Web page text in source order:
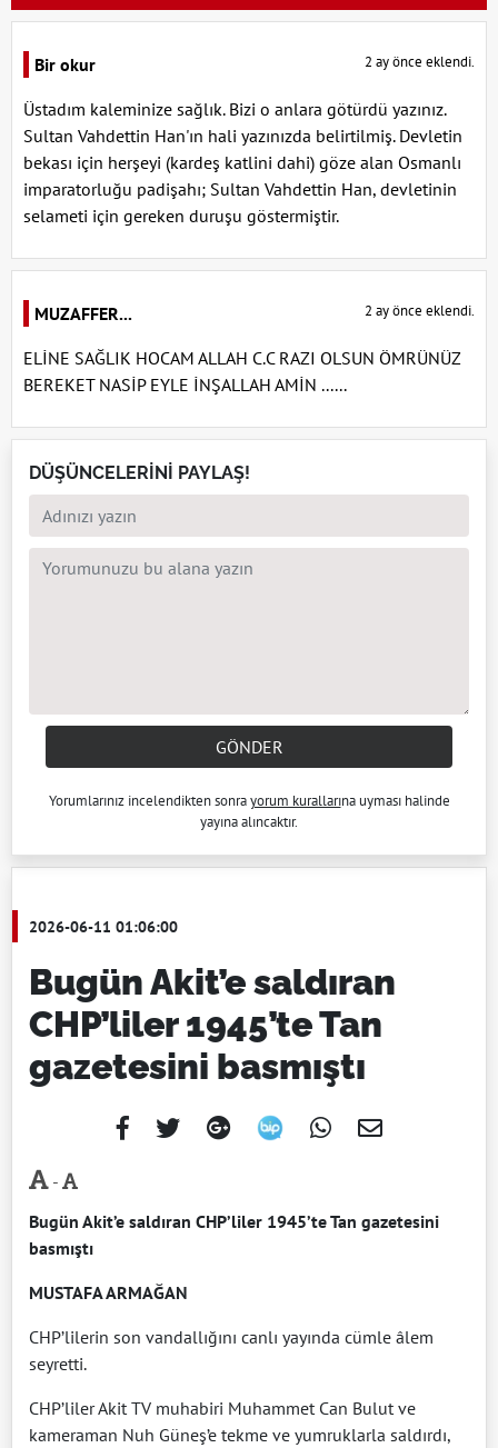
Bir okur 2 ay önce eklendi.
Üstadım kaleminize sağlık. Bizi o anlara götürdü yazınız.
Sultan Vahdettin Han'ın hali yazınızda belirtilmiş. Devletin
bekası için herşeyi (kardeş katlini dahi) göze alan Osmanlı
imparatorluğu padişahı; Sultan Vahdettin Han, devletinin
selameti için gereken duruşu göstermiştir.
MUZAFFER... 2 ay önce eklendi.
ELİNE SAĞLIK HOCAM ALLAH C.C RAZI OLSUN ÖMRÜNÜZ
BEREKET NASİP EYLE İNŞALLAH AMİN ......
DÜŞÜNCELERİNİ PAYLAŞ!
GÖNDER
Yorumlarınız incelendikten sonrayorum kurallarına uyması halinde
yayına alıncaktır.
2026-06-11 01:06:00
Bugün Akit’e saldıran
CHP’liler 1945’te Tan
gazetesini basmıştı
-
Bugün Akit’e saldıran CHP’liler 1945’te Tan gazetesini
basmıştı
MUSTAFA ARMAĞAN
CHP’lilerin son vandallığını canlı yayında cümle âlem
seyretti.
CHP’liler Akit TV muhabiri Muhammet Can Bulut ve
kameraman Nuh Güneş’e tekme ve yumruklarla saldırdı,